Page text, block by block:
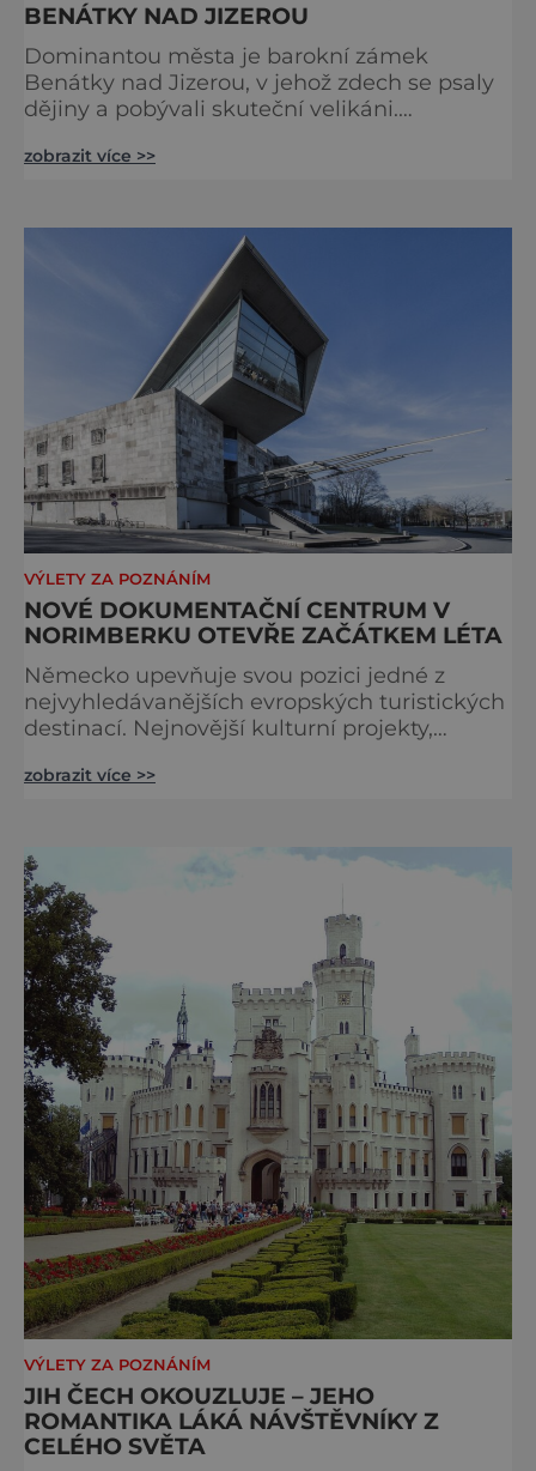
BENÁTKY NAD JIZEROU
Dominantou města je barokní zámek
Benátky nad Jizerou, v jehož zdech se psaly
dějiny a pobývali skuteční velikáni.
tu prováděl svá slavná astronomická měření
spolupráci s jeho přítelem, slavným Janem
Keplerem. Tímto historickým setkáním je
inspirována i zážitková mobilní detek
zobrazit více >>
VÝLETY ZA POZNÁNÍM
NOVÉ DOKUMENTAČNÍ CENTRUM V
NORIMBERKU OTEVŘE ZAČÁTKEM LÉTA
Německo upevňuje svou pozici jedné z
nejvyhledávanějších evropských turistických
destinací. Nejnovější kulturní projekty,
rekonstrukce historických památek přitahují
moderní zážitky do jedinečné nabídky
turistických míst – přinášíme jejich výběr. Po
přibližně pětileté
zobrazit více >>
VÝLETY ZA POZNÁNÍM
JIH ČECH OKOUZLUJE – JEHO
ROMANTIKA LÁKÁ NÁVŠTĚVNÍKY Z
CELÉHO SVĚTA